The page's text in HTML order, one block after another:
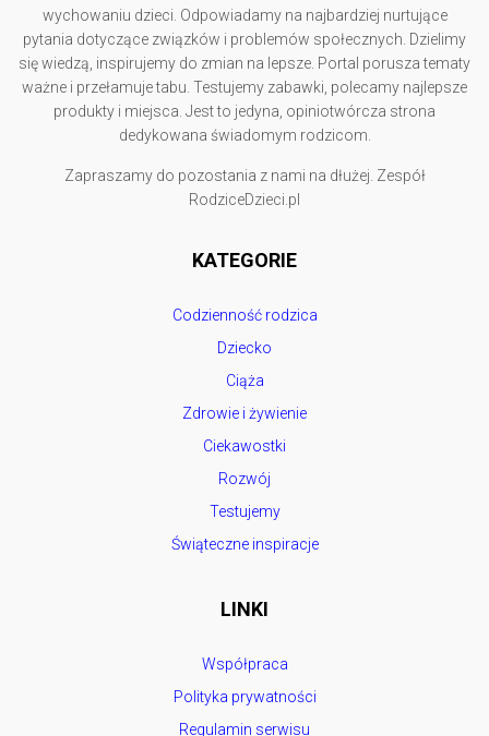
wychowaniu dzieci. Odpowiadamy na najbardziej nurtujące
pytania dotyczące związków i problemów społecznych. Dzielimy
się wiedzą, inspirujemy do zmian na lepsze. Portal porusza tematy
ważne i przełamuje tabu. Testujemy zabawki, polecamy najlepsze
produkty i miejsca. Jest to jedyna, opiniotwórcza strona
dedykowana świadomym rodzicom.
Zapraszamy do pozostania z nami na dłużej. Zespół
RodziceDzieci.pl
KATEGORIE
Codzienność rodzica
Dziecko
Ciąża
Zdrowie i żywienie
Ciekawostki
Rozwój
Testujemy
Świąteczne inspiracje
LINKI
Współpraca
Polityka prywatności
Regulamin serwisu